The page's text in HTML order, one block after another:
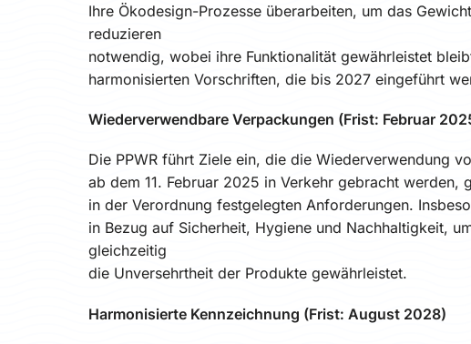
Ihre Ökodesign-Prozesse überarbeiten, um das
reduzieren
notwendig, wobei ihre Funktionalität gewährleistet
harmonisierten Vorschriften, die bis 2027 eingeführt
Wiederverwendbare Verpackungen (Frist: Februar
Die PPWR führt Ziele ein, die die Wiederverwendung
ab dem 11. Februar 2025 in Verkehr gebracht werden,
in der Verordnung festgelegten Anforderungen.
in Bezug auf Sicherheit, Hygiene und Nachhaltigkeit,
gleichzeitig
die Unversehrtheit der Produkte gewährleistet.
Harmonisierte Kennzeichnung (Frist: August 2028)